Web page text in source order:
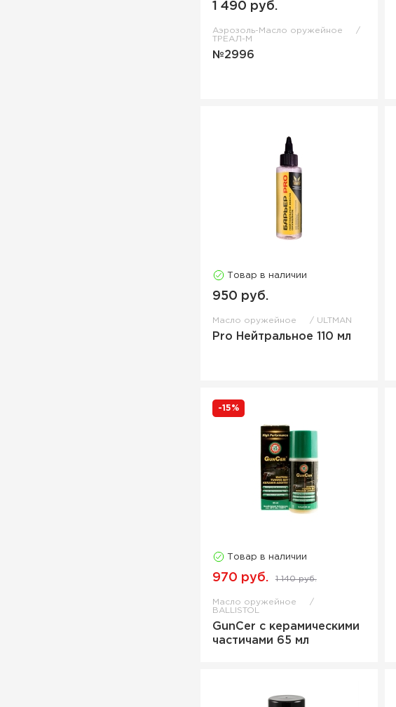
1 490 руб.
Аэрозоль-Масло оружейное
ТРЕАЛ-М
№2996
Товар в наличии
950 руб.
Масло оружейное ULTMAN
Pro Нейтральное 110 мл
-15%
Товар в наличии
970 руб. 1 140 руб.
Масло оружейное
BALLISTOL
GunCer с керамическими
частичами 65 мл